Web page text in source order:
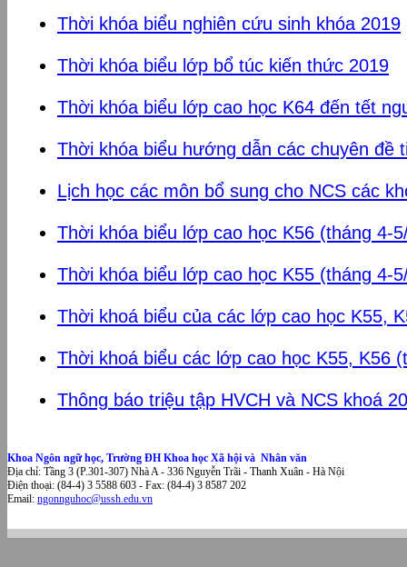
Thời khóa biểu nghiên cứu sinh khóa 2019
Thời khóa biểu lớp bổ túc kiến thức 2019
Thời khóa biểu lớp cao học K64 đến tết
Thời khóa biểu hướng dẫn các chuyên đề
Lịch học các môn bổ sung cho NCS các
Thời khóa biểu lớp cao học K56 (tháng 4-
Thời khóa biểu lớp cao học K55 (tháng 4-
Thời khoá biểu của các lớp cao học K55,
Thời khoá biểu các lớp cao học K55, K56
Thông báo triệu tập HVCH và NCS khoá
Khoa Ngôn ngữ học, Trường ĐH Khoa học Xã hội và Nhân văn
Địa chỉ: Tầng 3 (P.301-307) Nhà A - 336 Nguyễn Trãi - Thanh Xuân - Hà Nội
Điện thoại: (84-4) 3 5588 603 - Fax: (84-4) 3 8587 202
Email: ngonnguhoc@ussh.edu.vn